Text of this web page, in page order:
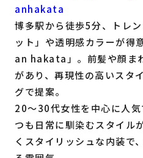
anhakata
博多駅から徒歩5分、トレ
ット」や透明感カラーが得
an hakata」。前髪や顔ま
があり、再現性の高いスタ
グで提案。
20〜30代女性を中心に人
つも日常に馴染むスタイル
くスタイリッシュな内装で